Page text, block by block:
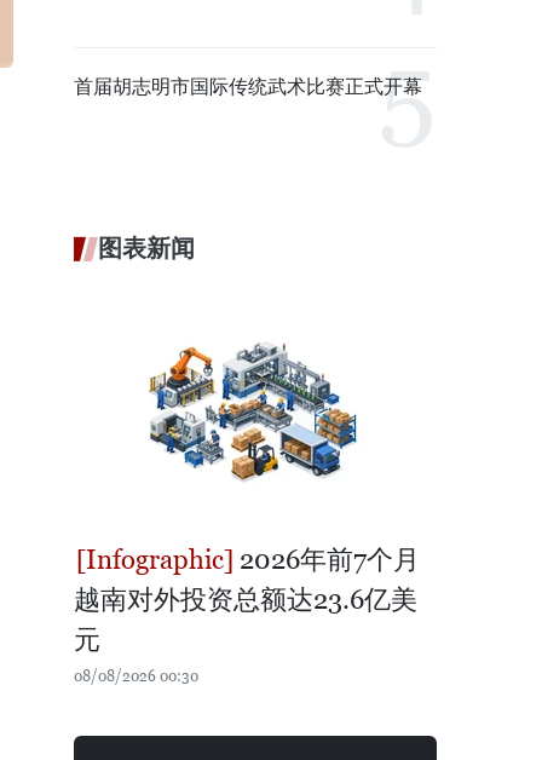
首届胡志明市国际传统武术比赛正式开幕
图表新闻
2026年前7个月
越南对外投资总额达23.6亿美
元
08/08/2026 00:30